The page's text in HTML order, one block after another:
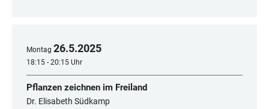
Montag 26.5.2025
18:15 - 20:15 Uhr
Pflanzen zeichnen im Freiland
Dr. Elisabeth Südkamp